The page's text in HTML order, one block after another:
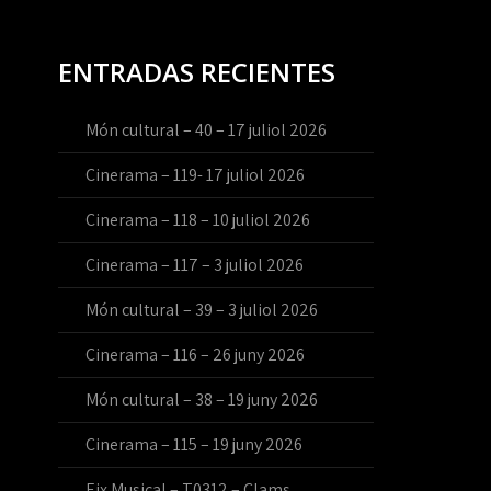
ENTRADAS RECIENTES
Món cultural – 40 – 17 juliol 2026
Cinerama – 119- 17 juliol 2026
Cinerama – 118 – 10 juliol 2026
Cinerama – 117 – 3 juliol 2026
Món cultural – 39 – 3 juliol 2026
Cinerama – 116 – 26 juny 2026
Món cultural – 38 – 19 juny 2026
Cinerama – 115 – 19 juny 2026